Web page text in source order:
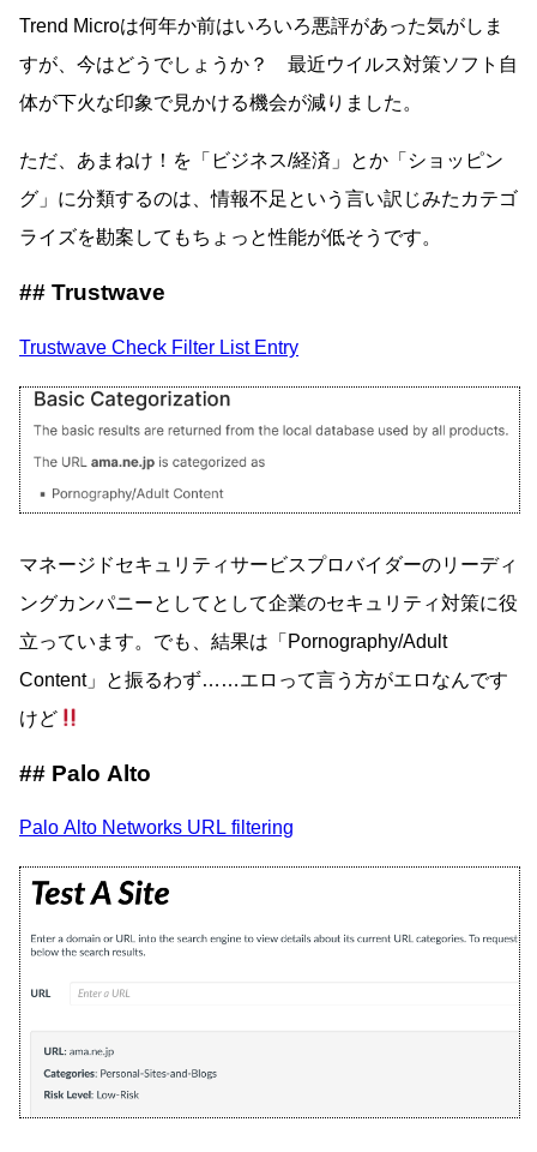
Trend Microは何年か前はいろいろ悪評があった気がしま
すが、今はどうでしょうか？ 最近ウイルス対策ソフト自
体が下火な印象で見かける機会が減りました。
ただ、あまねけ！を「ビジネス/経済」とか「ショッピン
グ」に分類するのは、情報不足という言い訳じみたカテゴ
ライズを勘案してもちょっと性能が低そうです。
Trustwave
Trustwave Check Filter List Entry
マネージドセキュリティサービスプロバイダーのリーディ
ングカンパニーとしてとして企業のセキュリティ対策に役
立っています。でも、結果は「Pornography/Adult
Content」と振るわず……エロって言う方がエロなんです
けど
Palo Alto
Palo Alto Networks URL filtering